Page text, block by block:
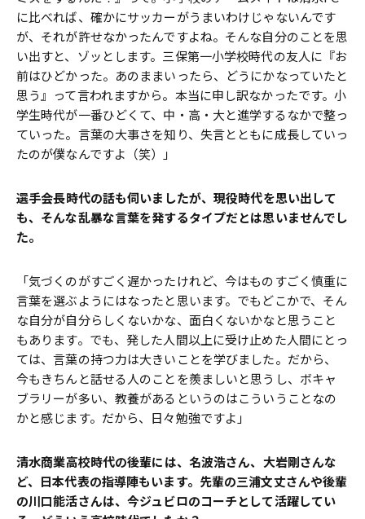
に比べれば、確かにサッカーがうまいわけじゃないんです
が、それが許せなかったんですよね。そんな自分のことを思
い出すと、ゾッとします。三保第一小学校時代の友人に『お
前はひどかった。あのままいったら、どうにかなっていたと
思う』って言われますから。本当に申し訳なかったです。小
学生時代が一番ひどくて、中・高・大と進学するなかで整っ
ていった。言葉の大事さを知り、失言とともに成長していっ
たのが僕なんですよ（笑）」
――選手会長時代の話も伺いましたが、現役時代を思い出して
も、そんな乱暴な言葉を発するタイプだとは思いませんでし
た。
「気づくのがすごく遅かったけれど、今はものすごく慎重に
言葉を選ぶようにはなったと思います。でもどこかで、そん
な自分が自分らしくないかな、面白くないかなと思うこと
もあります。でも、発した人間以上に受け止めた人間にとっ
ては、言葉の持つ力は大きいことを学びました。だから、
今もきちんと話せる人のことを羨ましいと思うし、ボキャ
ブラリーが多い、教養があるというのはこういうことなの
かと感じます。だから、日々勉強ですよ」
――清水商業高校時代の後輩には、名波浩さん、大岩剛さんな
ど、日本代表の指導陣もいます。先輩の三浦文丈さんや後輩
の川口能活さんは、今ジュビロのコーチとして活躍してい